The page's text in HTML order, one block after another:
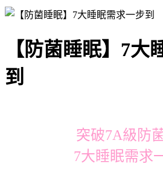
【防菌睡眠】7大
到
突破7A級防
7大睡眠需求